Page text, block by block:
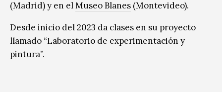
(Madrid) y en elMuseo Blanes (Montevideo).
Desde inicio del 2023 da clases en su proyecto
llamado “Laboratorio de experimentación y
pintura”.